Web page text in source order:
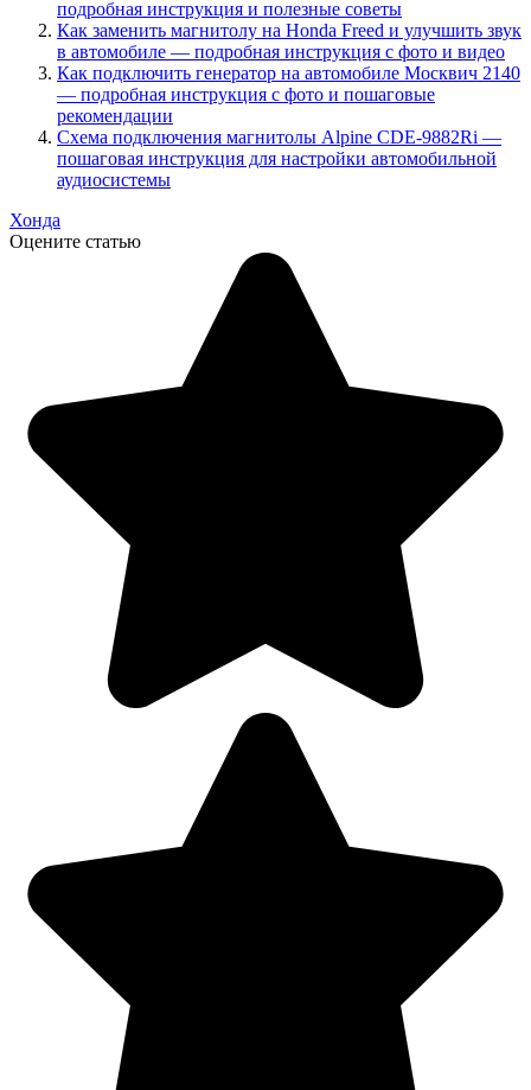
подробная инструкция и полезные советы
Как заменить магнитолу на Honda Freed и улучшить звук
в автомобиле — подробная инструкция с фото и видео
Как подключить генератор на автомобиле Москвич 2140
— подробная инструкция с фото и пошаговые
рекомендации
Схема подключения магнитолы Alpine CDE-9882Ri —
пошаговая инструкция для настройки автомобильной
аудиосистемы
Хонда
Оцените статью